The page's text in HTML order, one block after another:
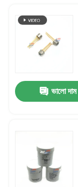
ভালো দাম